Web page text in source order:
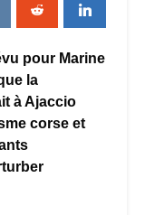
pour Marine
la
à Ajaccio
corse et